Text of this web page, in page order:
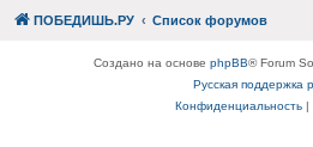
ПОБЕДИШЬ.РУ Список форумов
Создано на основе phpBB® Forum
Русская поддержка
Конфиденциальность|